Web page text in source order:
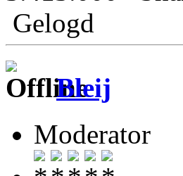
Gelogd
Bleij
Moderator